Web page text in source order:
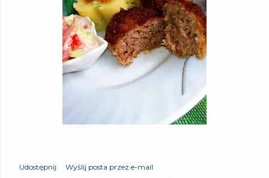
Udostępnij
Wyślij posta przez e-mail